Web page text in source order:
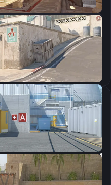
FVaxF-zPFuA
800
1.25
1
6/11